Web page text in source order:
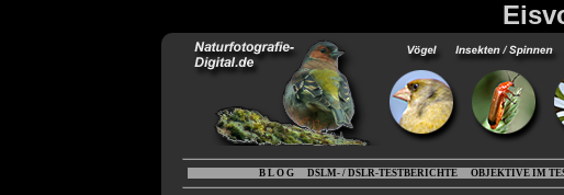
B L O G DSLM- / DSLR-TESTBERICHTE OBJEKTIVE IM